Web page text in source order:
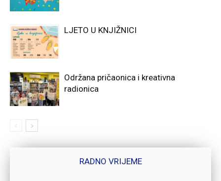
LJETO U KNJIŽNICI
Održana pričaonica i kreativna
radionica
RADNO VRIJEME